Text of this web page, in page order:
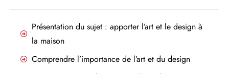
Présentation du sujet : apporter l’art et le design à
la maison
Comprendre l’importance de l’art et du design